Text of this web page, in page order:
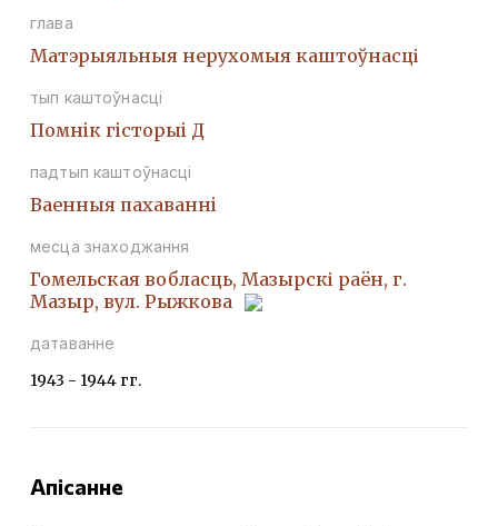
глава
Матэрыяльныя нерухомыя каштоўнасці
тып каштоўнасці
Помнiк гiсторыi Д
падтып каштоўнасці
Ваенныя пахаваннi
месца знаходжання
Гомельская вобласць, Мазырскі раён, г.
Мазыр, вул. Рыжкова
датаванне
1943 - 1944 гг.
Апісанне